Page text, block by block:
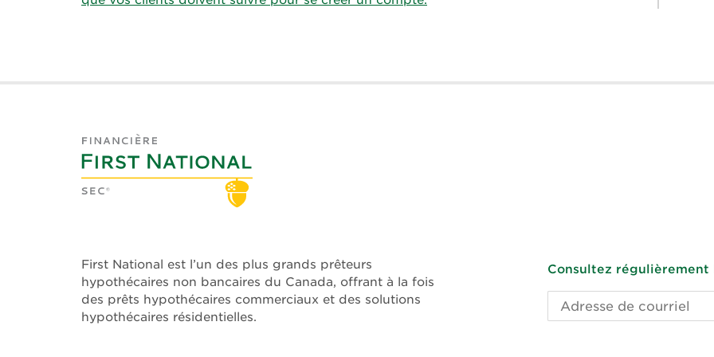
First National est l’un des plus grands prêteurs
hypothécaires non bancaires du Canada, offrant à la fois
des prêts hypothécaires commerciaux et des solutions
hypothécaires résidentielles.
Consultez
Adresse
de